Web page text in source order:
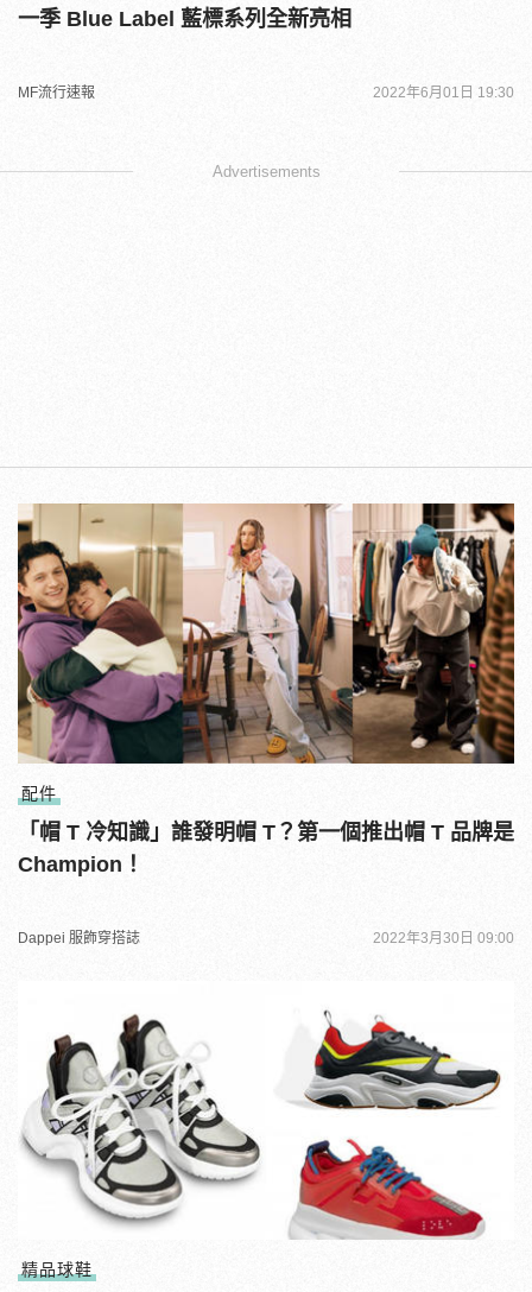
一季 Blue Label 藍標系列全新亮相
MF流行速報 2022年6月01日 19:30
Advertisements
配件
「帽 T 冷知識」誰發明帽 T？第一個推出帽 T 品牌是
Champion！
Dappei 服飾穿搭誌 2022年3月30日 09:00
精品球鞋